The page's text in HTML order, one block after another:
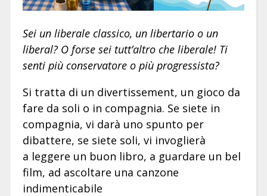
Sei un liberale classico, un libertario o un
liberal? O forse sei tutt’altro che liberale! Ti
senti più conservatore o più progressista?
Si tratta di un divertissement, un gioco da
fare da soli o in compagnia. Se siete in
compagnia, vi darà uno spunto per
dibattere, se siete soli, vi invoglierà
a leggere un buon libro, a guardare un bel
film, ad ascoltare una canzone
indimenticabile